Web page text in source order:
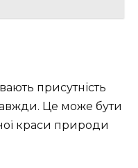
присутність
Це може бути
краси природи